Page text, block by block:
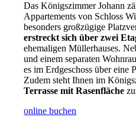
Das Königszimmer Johann
Appartements von Schloss
besonders großzügige
erstreckt sich über zwei
ehemaligen Müllerhauses.
und einem separaten
es im Erdgeschoss über eine
Zudem steht Ihnen im
Terrasse mit Rasenfläche
online buchen